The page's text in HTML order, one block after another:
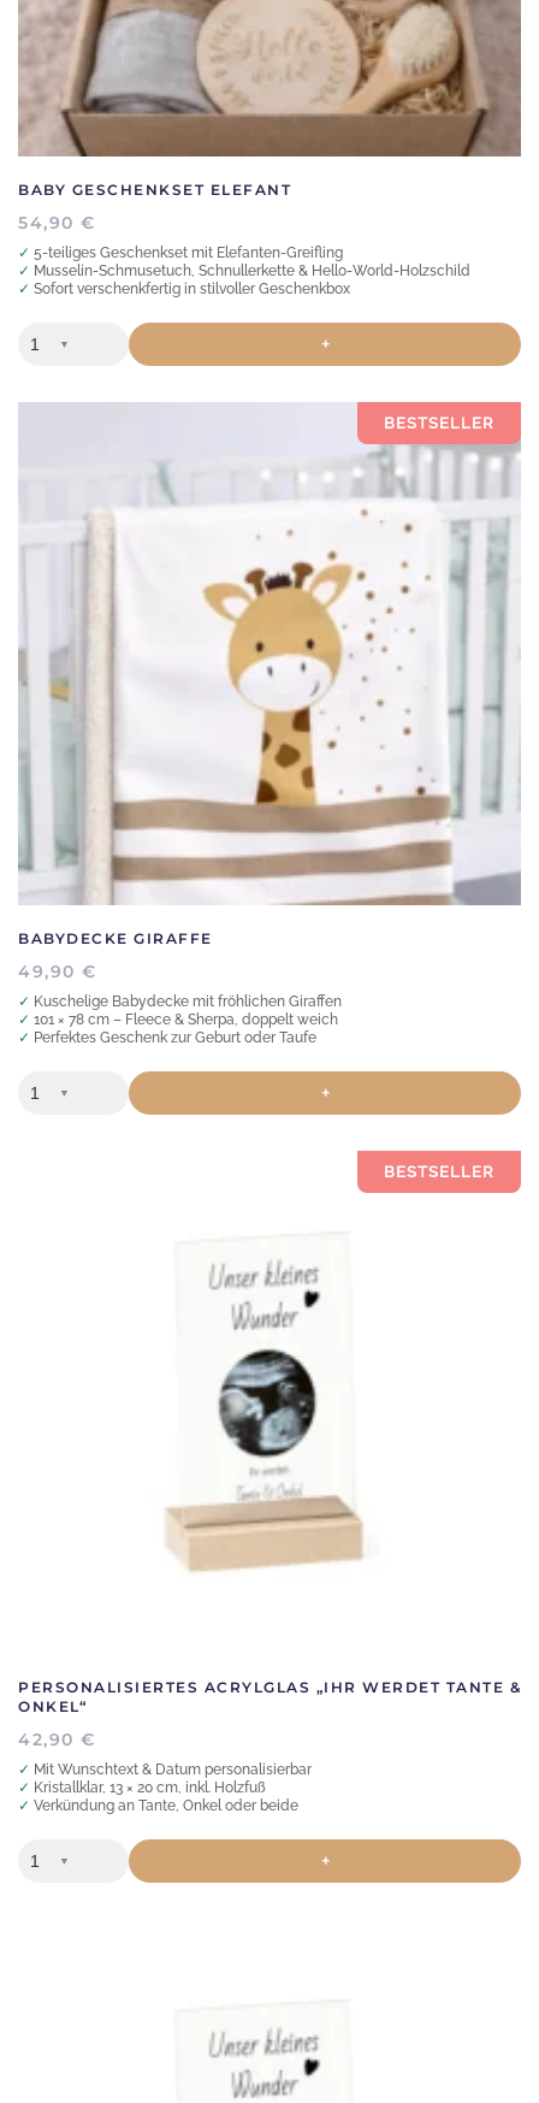
BABY GESCHENKSET ELEFANT
54,90 €
✓ 5-teiliges Geschenkset mit Elefanten-Greifling
✓ Musselin-Schmusetuch, Schnullerkette & Hello-World-Holzschild
✓ Sofort verschenkfertig in stilvoller Geschenkbox
▼ +
BESTSELLER
BABYDECKE GIRAFFE
49,90 €
✓ Kuschelige Babydecke mit fröhlichen Giraffen
✓ 101 × 78 cm – Fleece & Sherpa, doppelt weich
✓ Perfektes Geschenk zur Geburt oder Taufe
▼ +
BESTSELLER
PERSONALISIERTES ACRYLGLAS „IHR WERDET TANTE &
ONKEL“
42,90 €
✓ Mit Wunschtext & Datum personalisierbar
✓ Kristallklar, 13 × 20 cm, inkl. Holzfuß
✓ Verkündung an Tante, Onkel oder beide
▼ +